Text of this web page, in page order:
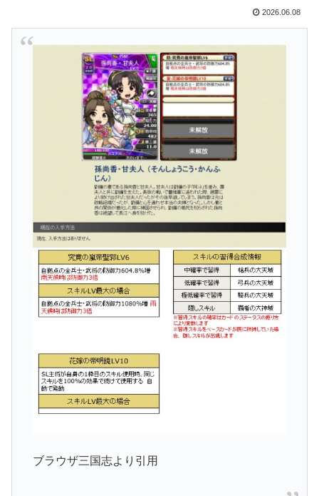
2026.06.08
ブラウザ三国志より引用